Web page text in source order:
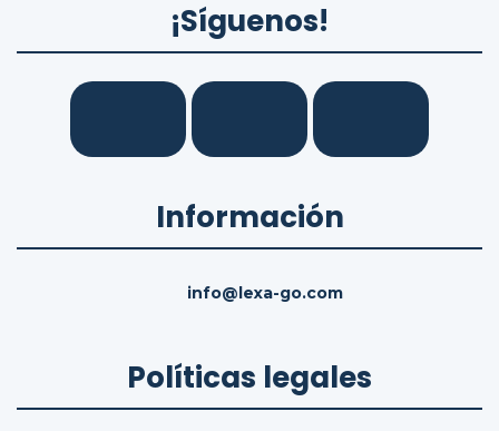
¡Síguenos!
Información
info@lexa-go.com
Políticas legales